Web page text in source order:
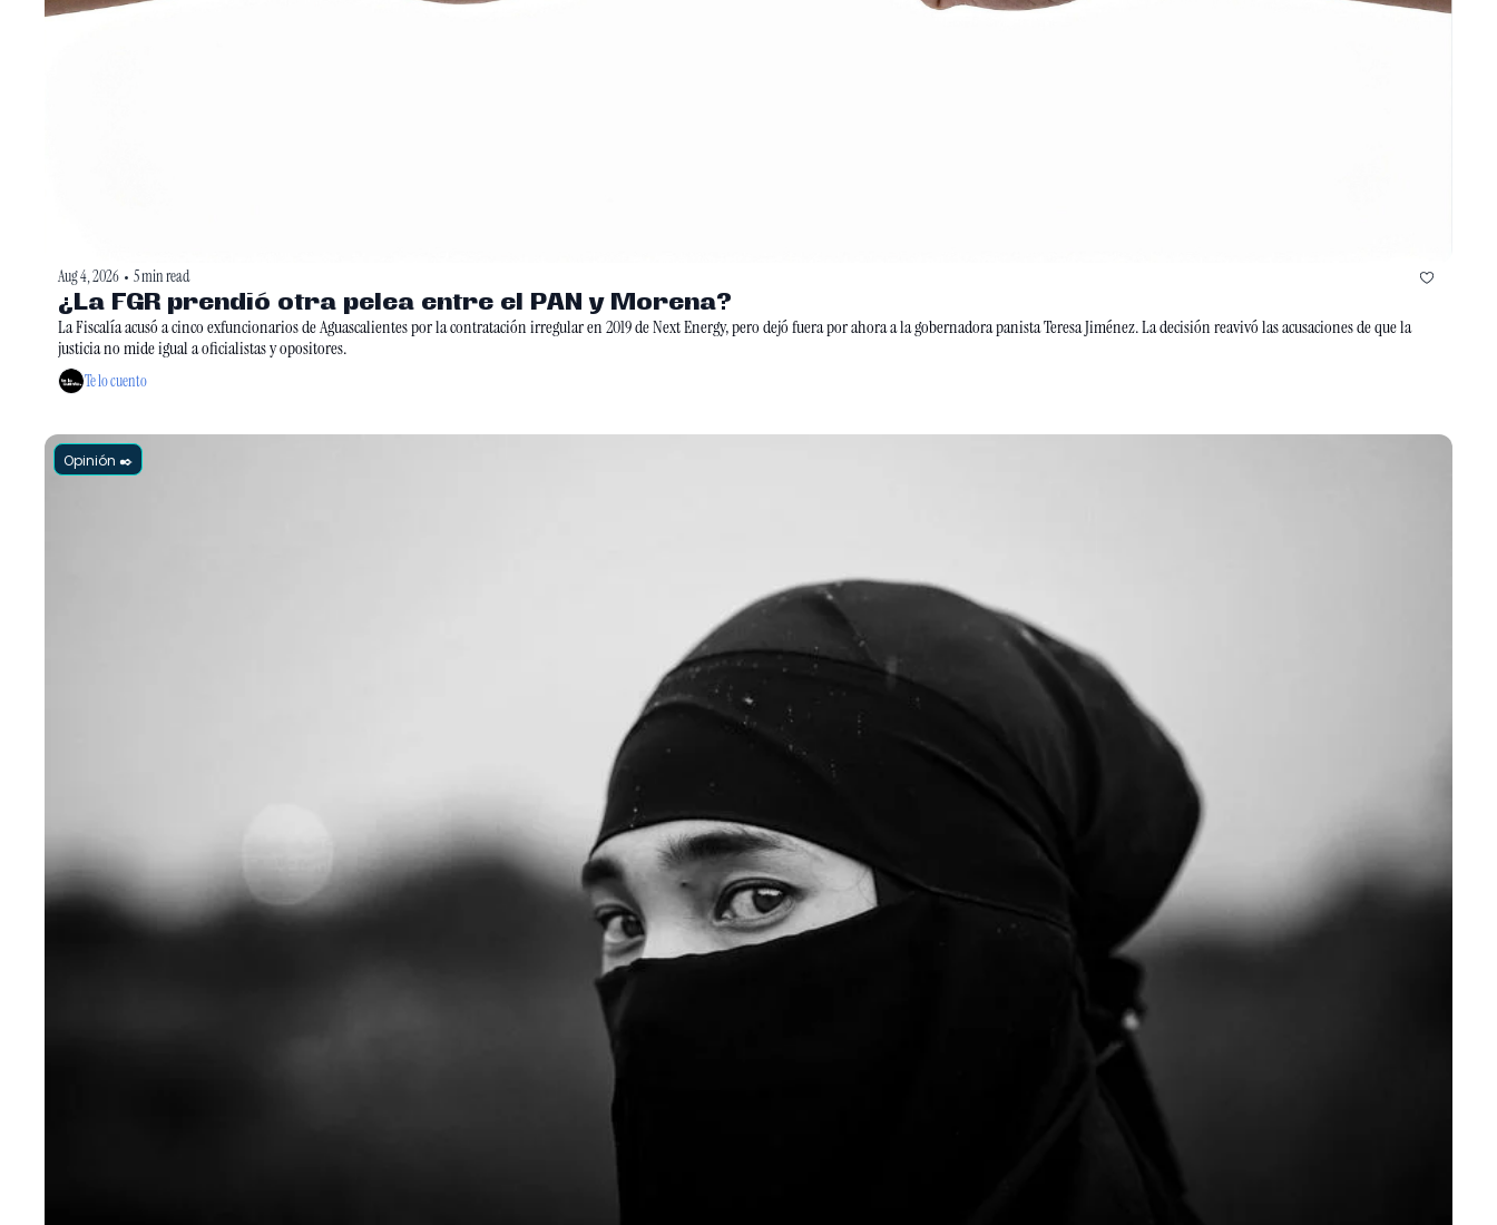
Aug 4, 2026 • 5 min read
¿La FGR prendió otra pelea entre el PAN y Morena?
La Fiscalía acusó a cinco exfuncionarios de Aguascalientes por la contratación irregular en 2019 de Next Energy, pero dejó fuera por ahora a la gobernadora panista Teresa Jiménez. La decisión reavivó las acusaciones de que la
justicia no mide igual a oficialistas y opositores.
Te lo cuento
Opinión ✒️